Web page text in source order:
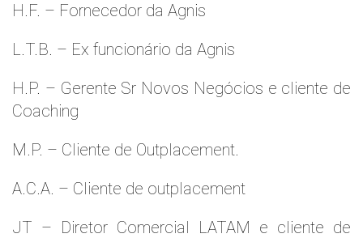
H.F. – Fornecedor da Agnis
L.T.B. – Ex funcionário da Agnis
H.P. – Gerente Sr Novos Negócios e cliente de
Coaching
M.P. – Cliente de Outplacement.
A.C.A. – Cliente de outplacement
JT – Diretor Comercial LATAM e cliente de